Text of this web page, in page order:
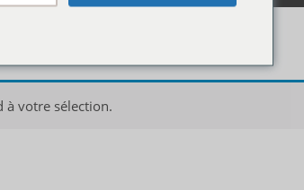
votre sélection.